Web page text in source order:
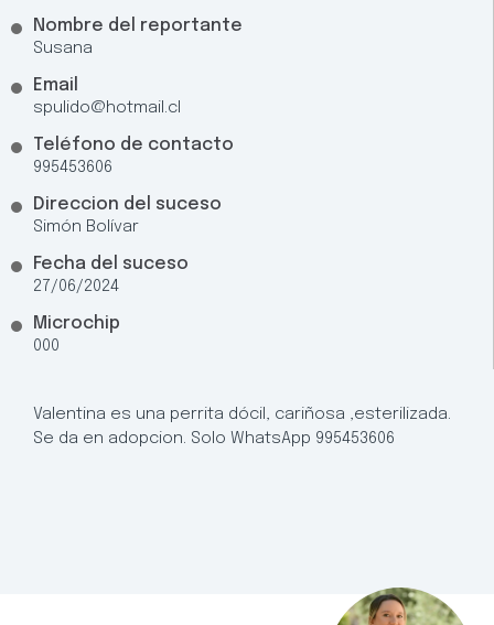
Nombre del reportante
Susana
Email
spulido@hotmail.cl
Teléfono de contacto
995453606
Direccion del suceso
Simón Bolívar
Fecha del suceso
27/06/2024
Microchip
000
Valentina es una perrita dócil, cariñosa ,esterilizada.
Se da en adopcion. Solo WhatsApp 995453606